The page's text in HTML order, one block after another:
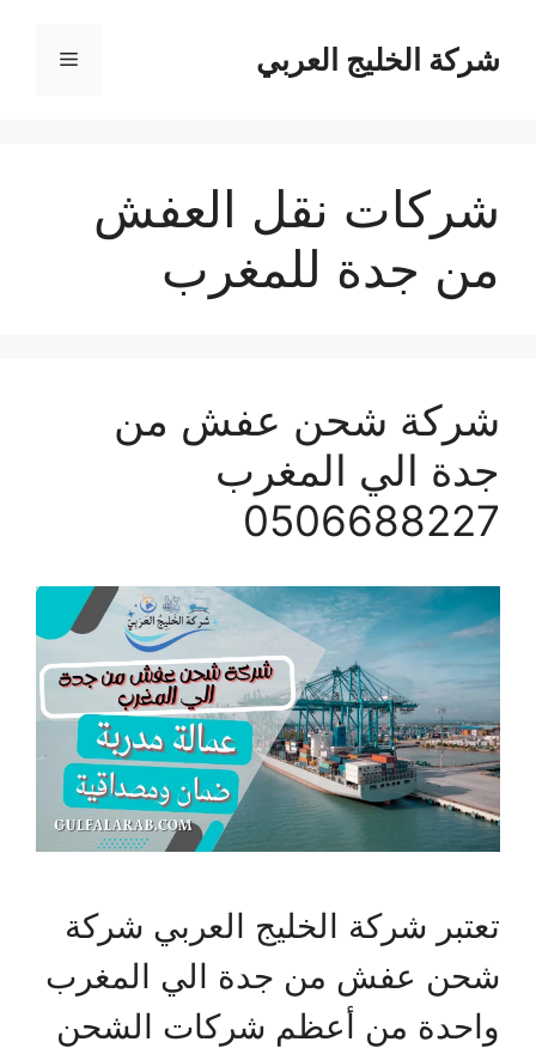
المحتوىشركة الخليج العربي القائمة
شركات نقل العفش
من جدة للمغرب
شركة شحن عفش من
جدة الي المغرب
0506688227
تعتبر شركة الخليج العربي شركة
شحن عفش من جدة الي المغرب
واحدة من أعظم شركات الشحن